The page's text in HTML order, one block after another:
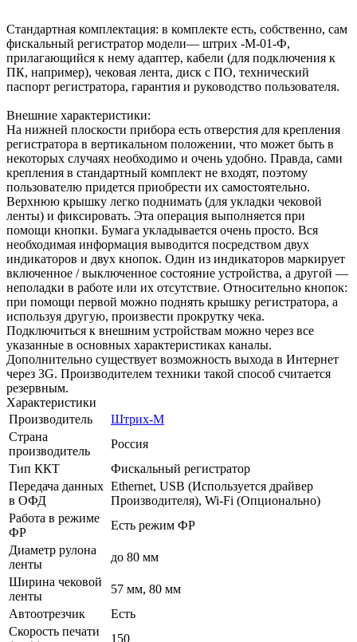
Стандартная комплектация: в комплекте есть, собственно, сам
фискальный регистратор модели— штрих -М-01-Ф,
прилагающийся к нему адаптер, кабели (для подключения к
ПК, например), чековая лента, диск с ПО, технический
паспорт регистратора, гарантия и руководство пользователя.
Внешние характеристики:
На нижней плоскости прибора есть отверстия для крепления
регистратора в вертикальном положении, что может быть в
некоторых случаях необходимо и очень удобно. Правда, сами
крепления в стандартный комплект не входят, поэтому
пользователю придется приобрести их самостоятельно.
Верхнюю крышку легко поднимать (для укладки чековой
ленты) и фиксировать. Эта операция выполняется при
помощи кнопки. Бумага укладывается очень просто. Вся
необходимая информация выводится посредством двух
индикаторов и двух кнопок. Один из индикаторов маркирует
включенное / выключенное состояние устройства, а другой —
неполадки в работе или их отсутствие. Относительно кнопок:
при помощи первой можно поднять крышку регистратора, а
используя другую, произвести прокрутку чека.
Подключиться к внешним устройствам можно через все
указанные в основных характеристиках каналы.
Дополнительно существует возможность выхода в Интернет
через 3G. Производителем техники такой способ считается
резервным.
Характеристики
Производитель
Штрих-М
Страна
производитель
Россия
Тип ККТ
Фискальный регистратор
Передача данных
в ОФД
Ethernet, USB (Используется драйвер
Производителя), Wi-Fi (Опционально)
Работа в режиме
ФР
Есть режим ФР
Диаметр рулона
ленты
до 80 мм
Ширина чековой
ленты
57 мм, 80 мм
Автоотрезчик
Есть
Скорость печати
150